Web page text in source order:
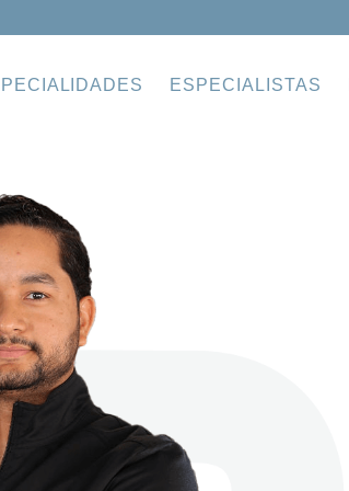
ESPECIALISTAS